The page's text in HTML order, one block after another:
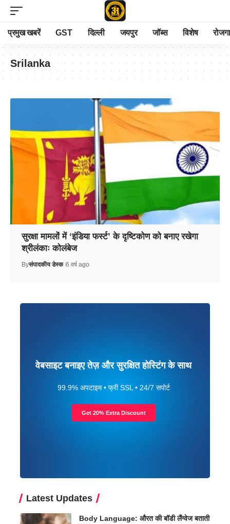
प्रमुख खबरें GST दिल्ली जयपुर जॉब्स विशेष
Srilanka
सुरक्षा मामलों में ‘इंडिया फर्स्ट’ के दृष्टिकोण को बनाए रखेगा
श्रीलंकाः कोलंबेज
Byसंपादकीय डेस्क 6 वर्ष ago
वेबसाइट बनाइए तेज़ और सुरक्षित होस्टिंग के साथ
99.9% अपटाइम • फ्री SSL • 24/7 सपोर्ट
Get 20% Extra Discount
Latest Updates
Body Language: औरत की बॉडी लैंग्वेज बताती